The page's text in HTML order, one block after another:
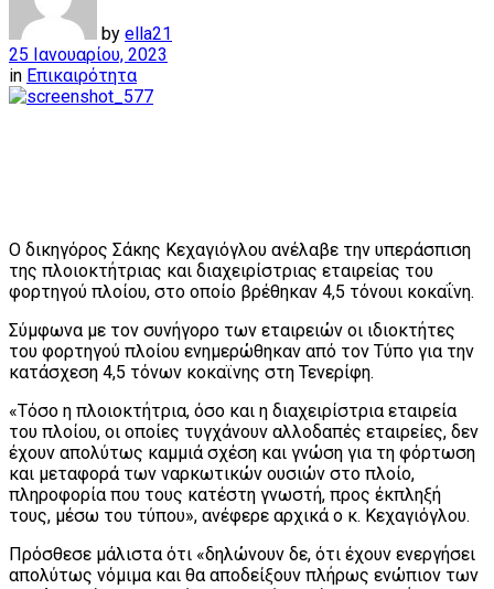
by ella21
25 Ιανουαρίου, 2023
in Επικαιρότητα
Ο δικηγόρος Σάκης Κεχαγιόγλου ανέλαβε την υπεράσπιση
της πλοιοκτήτριας και διαχειρίστριας εταιρείας του
φορτηγού πλοίου, στο οποίο βρέθηκαν 4,5 τόνουι κοκαΐνη.
Σύμφωνα με τον συνήγορο των εταιρειών οι ιδιοκτήτες
του φορτηγού πλοίου ενημερώθηκαν από τον Τύπο για την
κατάσχεση 4,5 τόνων κοκαϊνης στη Τενερίφη.
«Τόσο η πλοιοκτήτρια, όσο και η διαχειρίστρια εταιρεία
του πλοίου, οι οποίες τυγχάνουν αλλοδαπές εταιρείες, δεν
έχουν απολύτως καμμιά σχέση και γνώση για τη φόρτωση
και μεταφορά των ναρκωτικών ουσιών στο πλοίο,
πληροφορία που τους κατέστη γνωστή, προς έκπληξή
τους, μέσω του τύπου», ανέφερε αρχικά ο κ. Κεχαγιόγλου.
Πρόσθεσε μάλιστα ότι «δηλώνουν δε, ότι έχουν ενεργήσει
απολύτως νόμιμα και θα αποδείξουν πλήρως ενώπιον των